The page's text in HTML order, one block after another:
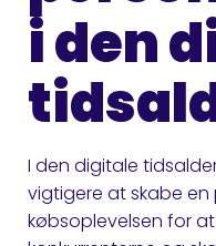
i den
I den digitale
vigtigere at skabe
købsoplevelsen for